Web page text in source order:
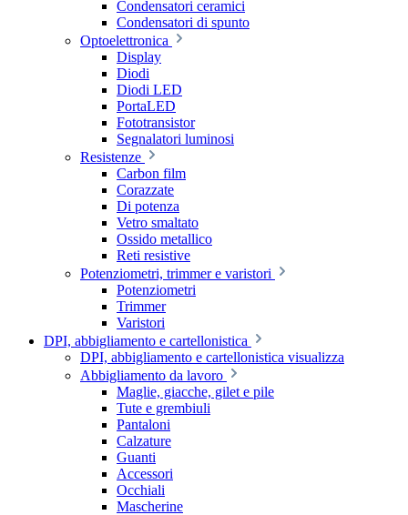
Condensatori ceramici
Condensatori di spunto
Optoelettronica
Display
Diodi
Diodi LED
PortaLED
Fototransistor
Segnalatori luminosi
Resistenze
Carbon film
Corazzate
Di potenza
Vetro smaltato
Ossido metallico
Reti resistive
Potenziometri, trimmer e varistori
Potenziometri
Trimmer
Varistori
DPI, abbigliamento e cartellonistica
DPI, abbigliamento e cartellonistica visualizza
Abbigliamento da lavoro
Maglie, giacche, gilet e pile
Tute e grembiuli
Pantaloni
Calzature
Guanti
Accessori
Occhiali
Mascherine